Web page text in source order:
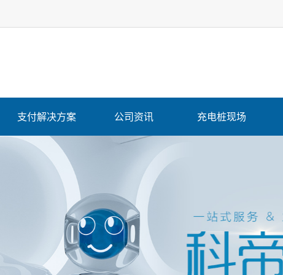
支付解决方案 公司资讯 充电桩现场